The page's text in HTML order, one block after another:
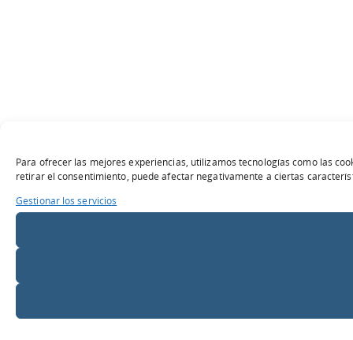
Para ofrecer las mejores experiencias, utilizamos tecnologías como las
retirar el consentimiento, puede afectar negativamente a ciertas
Gestionar los servicios